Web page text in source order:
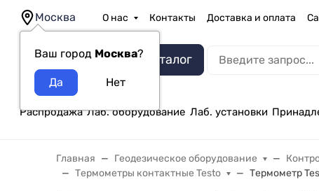
Москва
Ваш город Москва?
О нас Контакты Доставка и оплата
Каталог
Распродажа Лаб. оборудование Лаб. установки
Главная Геодезическое оборудование
Термометры контактные Testo
Термометр